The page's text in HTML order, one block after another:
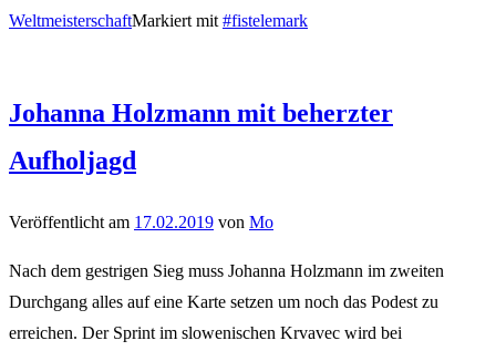
WeltmeisterschaftMarkiert mit #fistelemark
Johanna Holzmann mit beherzter
Aufholjagd
Veröffentlicht am 17.02.2019 von Mo
Nach dem gestrigen Sieg muss Johanna Holzmann im zweiten
Durchgang alles auf eine Karte setzen um noch das Podest zu
erreichen. Der Sprint im slowenischen Krvavec wird bei